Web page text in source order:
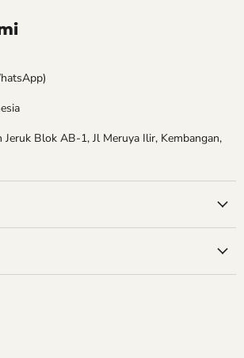
Jeruk Blok AB-1, Jl Meruya Ilir, Kembangan,